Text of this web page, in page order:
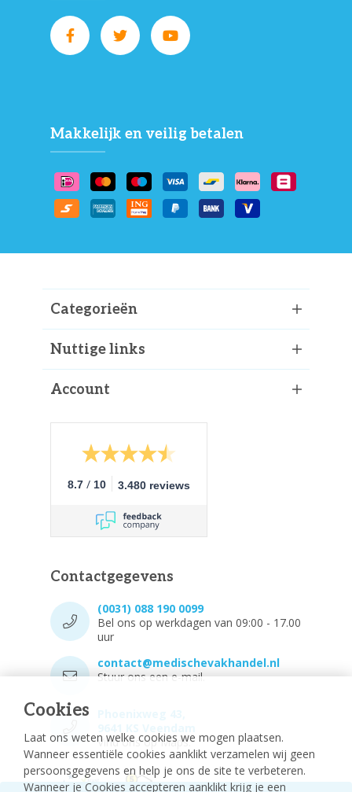
Cookies
Laat ons weten welke cookies we mogen plaatsen.
Wanneer essentiële cookies aanklikt verzamelen wij geen
persoonsgegevens en help je ons de site te verbeteren.
Wanneer je Cookies accepteren aanklikt krijg je een
Makkelijk en veilig betalen
Categorieën
Nuttige links
Account
8.7 / 10 3.480 reviews
Contactgegevens
(0031) 088 190 0099
Bel ons op werkdagen van 09:00 - 17.00
uur
contact@medischevakhandel.nl
Stuur ons een e-mail.
Vind ons op Maps.